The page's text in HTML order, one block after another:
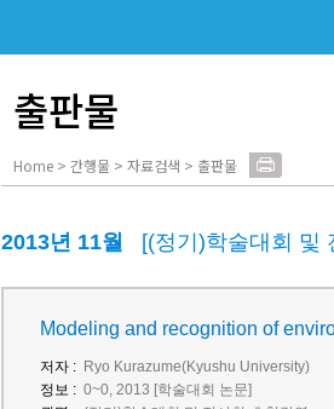
출판물
Home > 간행물 > 자료검색 > 출판물
2013년 11월 [(정기)학술대회 및
Modeling and recognition of
저자 : Ryo Kurazume(Kyushu University)
정보 : 0~0, 2013 [학술대회 논문]